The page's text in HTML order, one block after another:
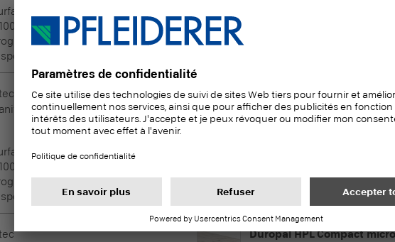
verticales, Surfaces horizontales
x 1.300 x 6
de production
en production avec délai de livraison
Duropal HPL Compact
Panneaux stratifiés compacts
verticales, Surfaces horizontales
x 1.300 x 6
de production
en production avec délai de livraison
Duropal HPL Compact